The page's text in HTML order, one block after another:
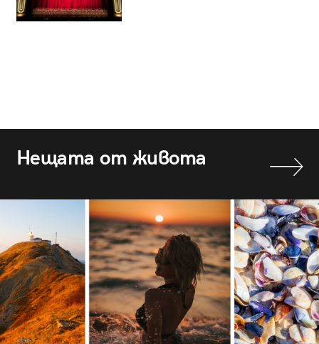
Нещата от живота